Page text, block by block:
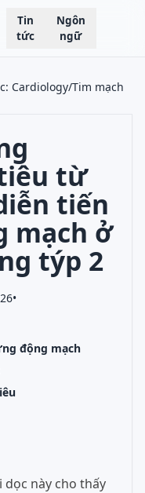
Tin
tức
Ngôn
ngữ
: Cardiology/Tim mạch
từ
tiến
mạch ở
týp 2
•
động mạch
này cho thấy